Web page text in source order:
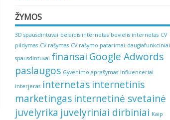
ŽYMOS
3D spausdintuvai belaidis internetas bevielis internetas CV
pildymas CV rašymas CV rašymo patarimai daugiafunkciniai
spausdintuvai finansai Google Adwords
paslaugos Gyvenimo aprašymas influenceriai
interjeras internetas internetinis
marketingas internetinė svetainė
juvelyrika juvelyriniai dirbiniai Kaip